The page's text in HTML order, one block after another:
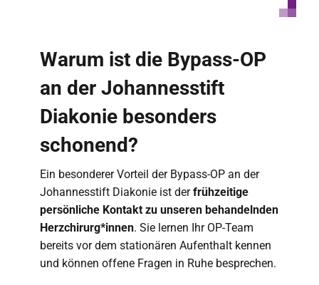
Warum ist die Bypass-OP
an der Johannesstift
Diakonie besonders
schonend?
Ein besonderer Vorteil der Bypass-OP an der
Johannesstift Diakonie ist derfrühzeitige
persönliche Kontakt zu unseren behandelnden
Herzchirurg*innen. Sie lernen Ihr OP-Team
bereits vor dem stationären Aufenthalt kennen
und können offene Fragen in Ruhe besprechen.